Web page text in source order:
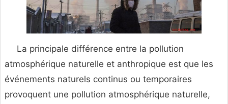
La principale différence entre la pollution
atmosphérique naturelle et anthropique est que les
événements naturels continus ou temporaires
provoquent une pollution atmosphérique naturelle,